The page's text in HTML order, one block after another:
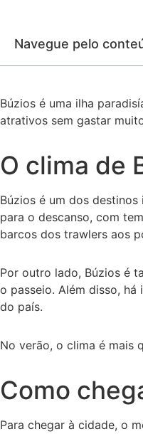
Navegue pelo
Búzios é uma ilha
atrativos sem gastar
O clima de
Búzios é um dos
para o descanso, com
barcos dos trawlers aos
Por outro lado, Búzios é
o passeio. Além disso,
do país.
No verão, o clima é mais
Como
Para chegar à cidade, o